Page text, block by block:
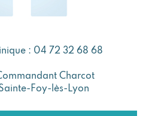
: 04 72 32 68 68
Charcot
Foy-lès-Lyon